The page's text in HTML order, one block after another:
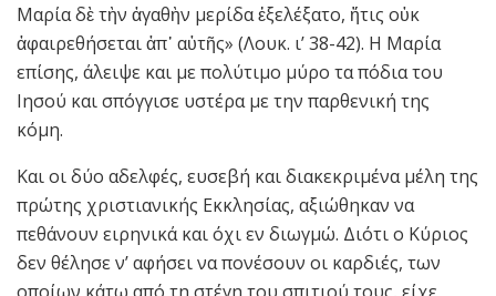
Μαρία δὲ τὴν ἀγαθὴν μερίδα ἐξελέξατο, ἥτις οὐκ
ἀφαιρεθήσεται ἀπ᾿ αὐτῆς» (Λουκ. ι’ 38-42). Η Μαρία
επίσης, άλειψε και με πολύτιμο μύρο τα πόδια του
Ιησού και σπόγγισε υστέρα με την παρθενική της
κόμη.
Και οι δύο αδελφές, ευσεβή και διακεκριμένα μέλη της
πρώτης χριστιανικής Εκκλησίας, αξιώθηκαν να
πεθάνουν ειρηνικά και όχι εν διωγμώ. Διότι ο Κύριος
δεν θέλησε ν’ αφήσει να πονέσουν οι καρδιές, των